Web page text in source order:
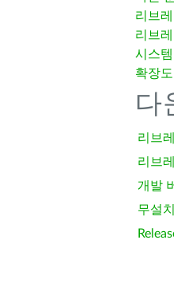
리브
리브
시스
확장
다
리브
리브
개발
무설